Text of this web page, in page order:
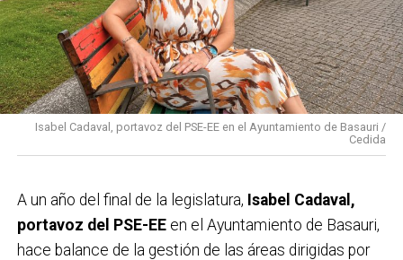
Isabel Cadaval, portavoz del PSE-EE en el Ayuntamiento de Basauri /
Cedida
A un año del final de la legislatura, Isabel Cadaval,
portavoz del PSE-EEen el Ayuntamiento de Basauri,
hace balance de la gestión de las áreas dirigidas por